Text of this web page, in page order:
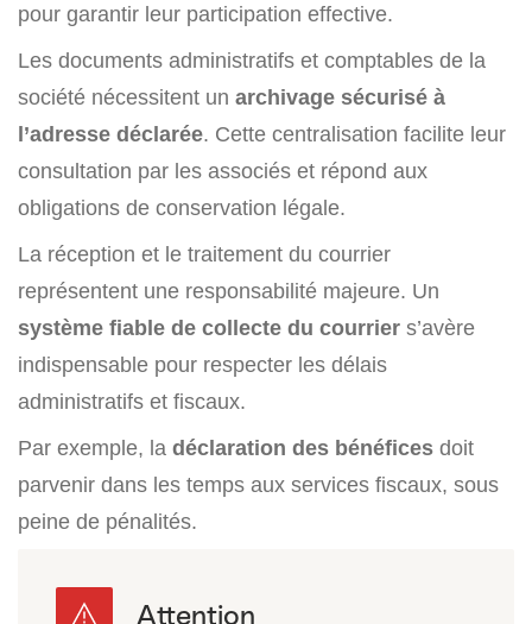
pour garantir leur participation effective.
Les documents administratifs et comptables de la
société nécessitent un archivage sécurisé à
l’adresse déclarée. Cette centralisation facilite leur
consultation par les associés et répond aux
obligations de conservation légale.
La réception et le traitement du courrier
représentent une responsabilité majeure. Un
système fiable de collecte du courrier s’avère
indispensable pour respecter les délais
administratifs et fiscaux.
Par exemple, la déclaration des bénéfices doit
parvenir dans les temps aux services fiscaux, sous
peine de pénalités.